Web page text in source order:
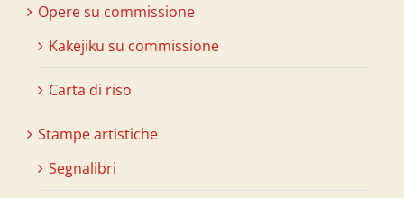
Opere su commissione
Kakejiku su commissione
Carta di riso
Stampe artistiche
Segnalibri